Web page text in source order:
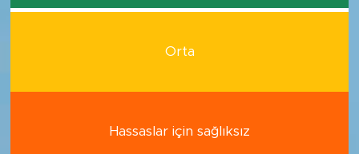
Orta
Hassaslar için sağlıksız